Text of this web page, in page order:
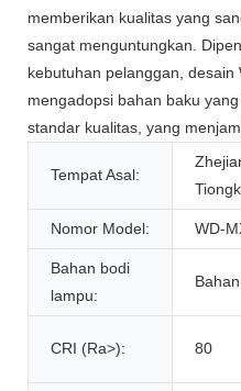
memberikan kualitas yang
sangat menguntungkan.
kebutuhan pelanggan, desain
mengadopsi bahan baku
standar kualitas, yang
Tempat Asal:
Nomor Model: WD-
Bahan bodi
lampu:
CRI (Ra>): 80